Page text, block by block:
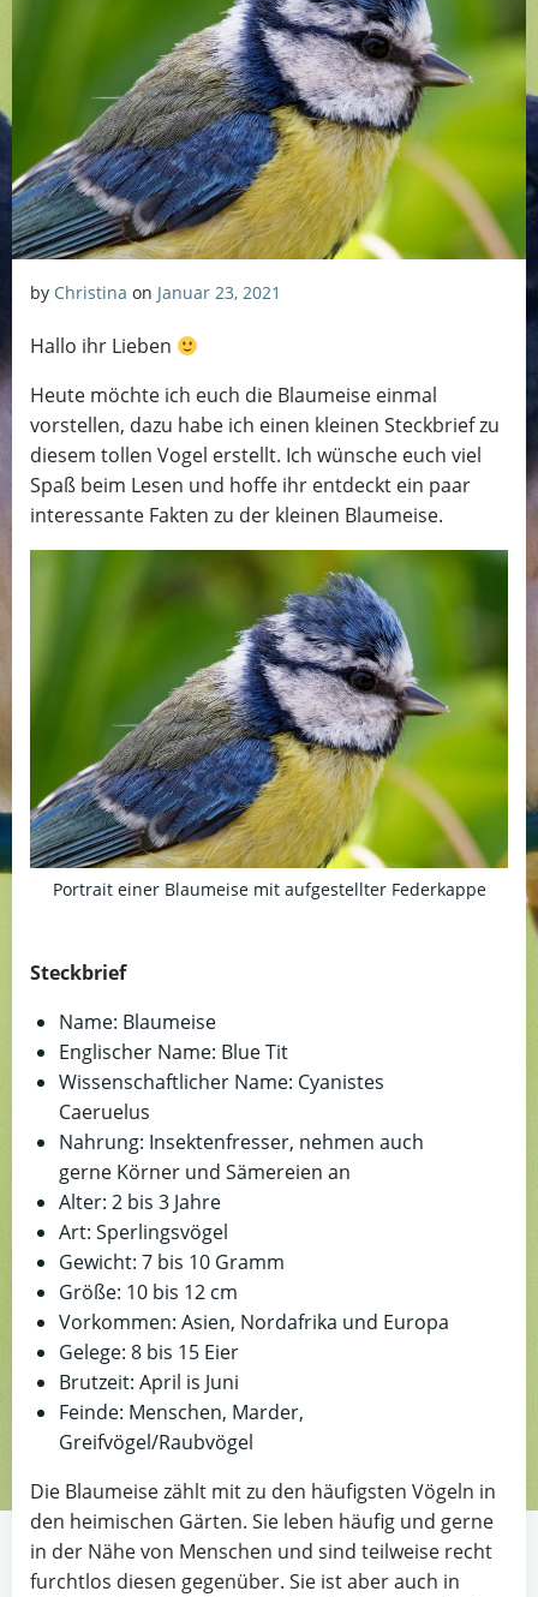
by Christina on Januar 23, 2021
Hallo ihr Lieben
Heute möchte ich euch die Blaumeise einmal
vorstellen, dazu habe ich einen kleinen Steckbrief zu
diesem tollen Vogel erstellt. Ich wünsche euch viel
Spaß beim Lesen und hoffe ihr entdeckt ein paar
interessante Fakten zu der kleinen Blaumeise.
Portrait einer Blaumeise mit aufgestellter Federkappe
Steckbrief
Name: Blaumeise
Englischer Name: Blue Tit
Wissenschaftlicher Name: Cyanistes
Caeruelus
Nahrung: Insektenfresser, nehmen auch
gerne Körner und Sämereien an
Alter: 2 bis 3 Jahre
Art: Sperlingsvögel
Gewicht: 7 bis 10 Gramm
Größe: 10 bis 12 cm
Vorkommen: Asien, Nordafrika und Europa
Gelege: 8 bis 15 Eier
Brutzeit: April is Juni
Feinde: Menschen, Marder,
Greifvögel/Raubvögel
Die Blaumeise zählt mit zu den häufigsten Vögeln in
den heimischen Gärten. Sie leben häufig und gerne
in der Nähe von Menschen und sind teilweise recht
furchtlos diesen gegenüber. Sie ist aber auch in